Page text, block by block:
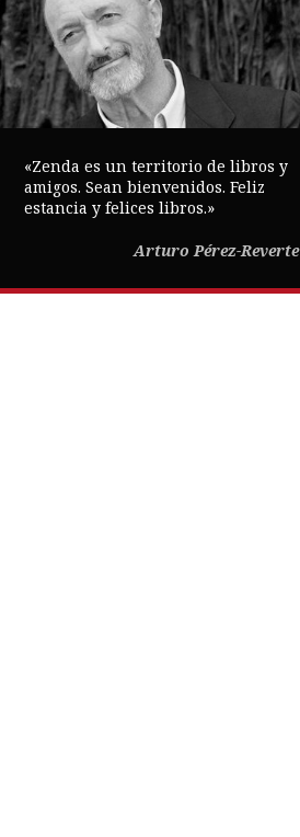
«Zenda es un territorio de libros y
amigos. Sean bienvenidos. Feliz
estancia y felices libros.»
Arturo Pérez-Reverte